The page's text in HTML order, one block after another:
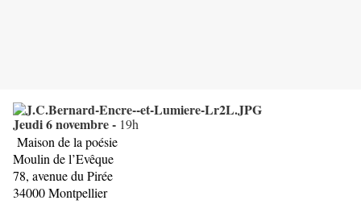
Jeudi 6 novembre - 19h
Maison de la poésie
Moulin de l’Evêque
78, avenue du Pirée
34000 Montpellier